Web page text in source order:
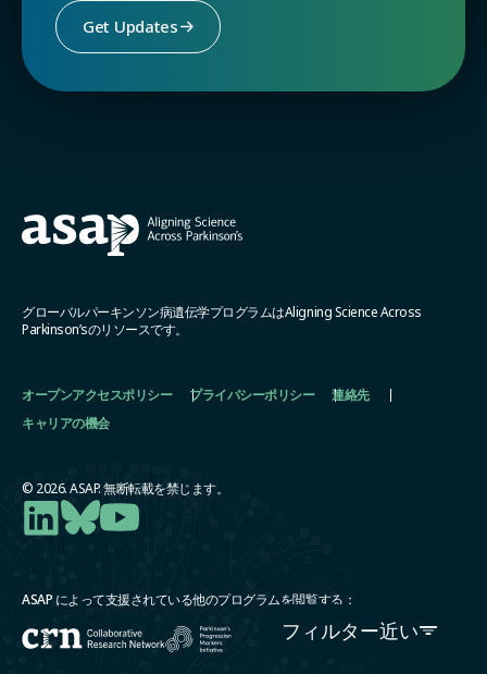
フィルター近い
Get Updates
グローバルパーキンソン病遺伝学プログラムはAligning Science Across
Parkinson’sのリソースです。
オープンアクセスポリシー プライバシーポリシー
連絡先
キャリアの機会
© 2026. ASAP. 無断転載を禁じます。
ASAP によって支援されている他のプログラムを閲覧する：